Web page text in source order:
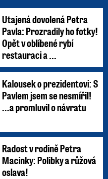
Utajená dovolená Petra
Pavla: Prozradily ho fotky!
Opět v oblíbené rybí
restauraci a ...
Kalousek o prezidentovi: S
Pavlem jsem se nesmířil!
...a promluvil o návratu
Radost v rodině Petra
Macinky: Polibky a růžová
oslava!